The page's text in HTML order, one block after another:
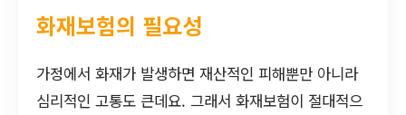
화재보험의 필요성
가정에서 화재가 발생하면 재산적인 피해뿐만 아니라
심리적인 고통도 큰데요. 그래서 화재보험이 절대적으